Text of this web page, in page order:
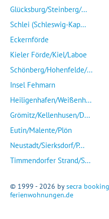
Glücksburg/Steinberg/...
Schlei (Schleswig-Kap...
Eckernförde
Kieler Förde/Kiel/Laboe
Schönberg/Hohenfelde/...
Insel Fehmarn
Heiligenhafen/Weißenh...
Grömitz/Kellenhusen/D...
Eutin/Malente/Plön
Neustadt/Sierksdorf/P...
Timmendorfer Strand/S...
© 1999 - 2026 bysecra
ferienwohnungen.de